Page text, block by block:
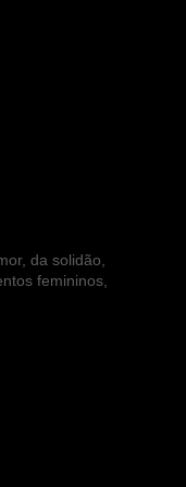
da solidão,
femininos,